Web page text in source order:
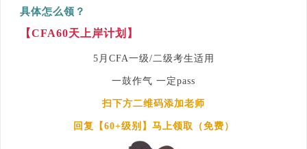
具体怎么领？
【CFA60天上岸计划】
5月CFA一级/二级考生适用
一鼓作气 一定pass
扫下方二维码添加老师
回复【60+级别】马上领取（免费）